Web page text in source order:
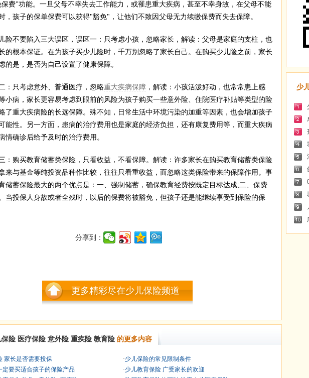
费"功能。一旦父母不幸失去工作能力，或罹患重大疾病，甚至不幸身故，在父母不能
，孩子的保单保费可以获得"豁免"，让他们不致因父母无力续缴保费而失去保障。
不要陷入三大误区，误区一：只考虑小孩，忽略家长，解读：父母是家庭的支柱，也
的根本保证。在为孩子买少儿险时，千万别忽略了家长自己。在购买少儿险之前，家长
的是，是否为自己设置了健康保障。
只考虑意外、普通医疗，忽略重大疾病保障 ，解读：小孩活泼好动，也常常患上感
小病，家长更容易考虑到眼前的风险为孩子购买一些意外险、住院医疗补贴等类型的险
了重大疾病险的长远保障。殊不知，日常生活中环境污染的加重等因素，也会增加孩子
能性。另一方面，患病的治疗费用也是家庭的经济负担，还有康复费用等，而重大疾病
情确诊后给予及时的治疗费用。
购买教育储蓄类保险，只看收益，不看保障。解读：许多家长在购买教育储蓄类保险
来与基金等纯投资品种作比较，往往只看重收益，而忽略这类保险带来的保障作用。事
储蓄保险最大的两个优点是：一、强制储蓄，确保教育经费按既定目标达成;二、保费
当投保人身故或者全残时，以后的保费将被豁免，但孩子还是能继续享受到保险的保
分享到：
更多精彩尽在少儿保险频道
保险 医疗保险 意外险 重疾险 教育险 的更多内容
家长是否需要投保
定要买适合孩子的保险产品
·少儿保险的常见限制条件
·少儿教育保险 广受家长的欢迎
少